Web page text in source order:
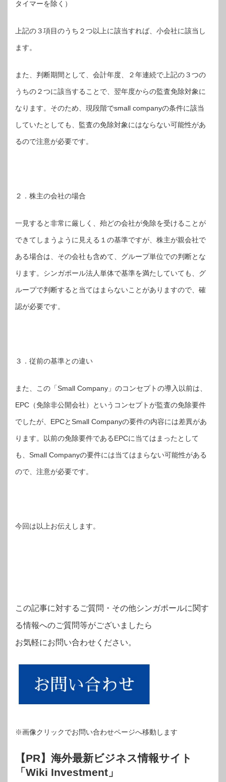
タイマーを除く）
上記の３項目のうち２つ以上に該当すれば、小会社に該当し
ます。
また、判断期間として、会計年度、２年連続で上記の３つの
うちの２つに該当することで、翌年度からの監査免除対象に
なります。そのため、現段階でsmall companyの条件に該当
していたとしても、監査の免除対象にはならない可能性があ
るので注意が必要です。
２．株主の会社の場合
一見すると非常に厳しく、殆どの会社が免除を受けることが
できてしまうように見える１の基準ですが、株主が親会社で
ある場合は、その会社も含めて、グループ単位での判断とな
ります。シンガポール法人単体で基準を満たしていても、グ
ループで判断すると当てはまらないことがありますので、確
認が必要です。
３．従前の基準との違い
また、この「Small Company」のコンセプトの導入以前は、
EPC（免除非公開会社）というコンセプトが監査の免除要件
でしたが、EPCとSmall Companyの要件の内容には差異があ
ります。以前の免除要件であるEPCに当てはまったとして
も、Small Companyの要件には当てはまらない可能性がある
ので、注意が必要です。
今回は以上お伝えします。
この記事に対するご質問・その他シンガポールに関す
る情報へのご質問等がございましたら
お気軽にお問い合わせください。
※画像クリックでお問い合わせページへ移動します
【PR】海外最新ビジネス情報サイト
「Wiki Investment」